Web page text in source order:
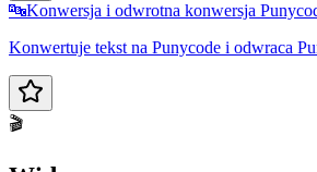
🔤Konwersja i odwrotna konwersja
Konwertuje tekst na Punycode i odwraca
🎬